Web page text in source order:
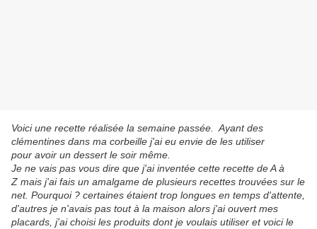
Voici une recette réalisée la semaine passée. Ayant des
clémentines dans ma corbeille j'ai eu envie de les utiliser
pour avoir un dessert le soir même.
Je ne vais pas vous dire que j'ai inventée cette recette de A à
Z mais j'ai fais un amalgame de plusieurs recettes trouvées sur le
net. Pourquoi ? certaines étaient trop longues en temps d'attente,
d'autres je n'avais pas tout à la maison alors j'ai ouvert mes
placards, j'ai choisi les produits dont je voulais utiliser et voici le